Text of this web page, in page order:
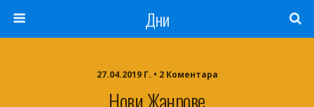
Дни
27.04.2019 Г. • 2 Коментара
Нови Жанрове